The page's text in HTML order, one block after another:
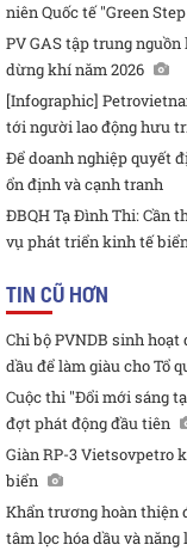
niên Quốc tế "Green
PV GAS tập trung
dừng khí năm 2026
[Infographic]
tới người lao động hưu
Để doanh nghiệp quyết
ổn định và cạnh tranh
ĐBQH Tạ Đình Thi: Cần
vụ phát triển kinh tế
TIN CŨ HƠN
Chi bộ PVNDB sinh
dầu để làm giàu cho Tổ
Cuộc thi "Đổi mới sáng
đợt phát động đầu tiên
Giàn RP-3 Vietsovpetro
biển
Khẩn trương hoàn thiện
tâm lọc hóa dầu và năng